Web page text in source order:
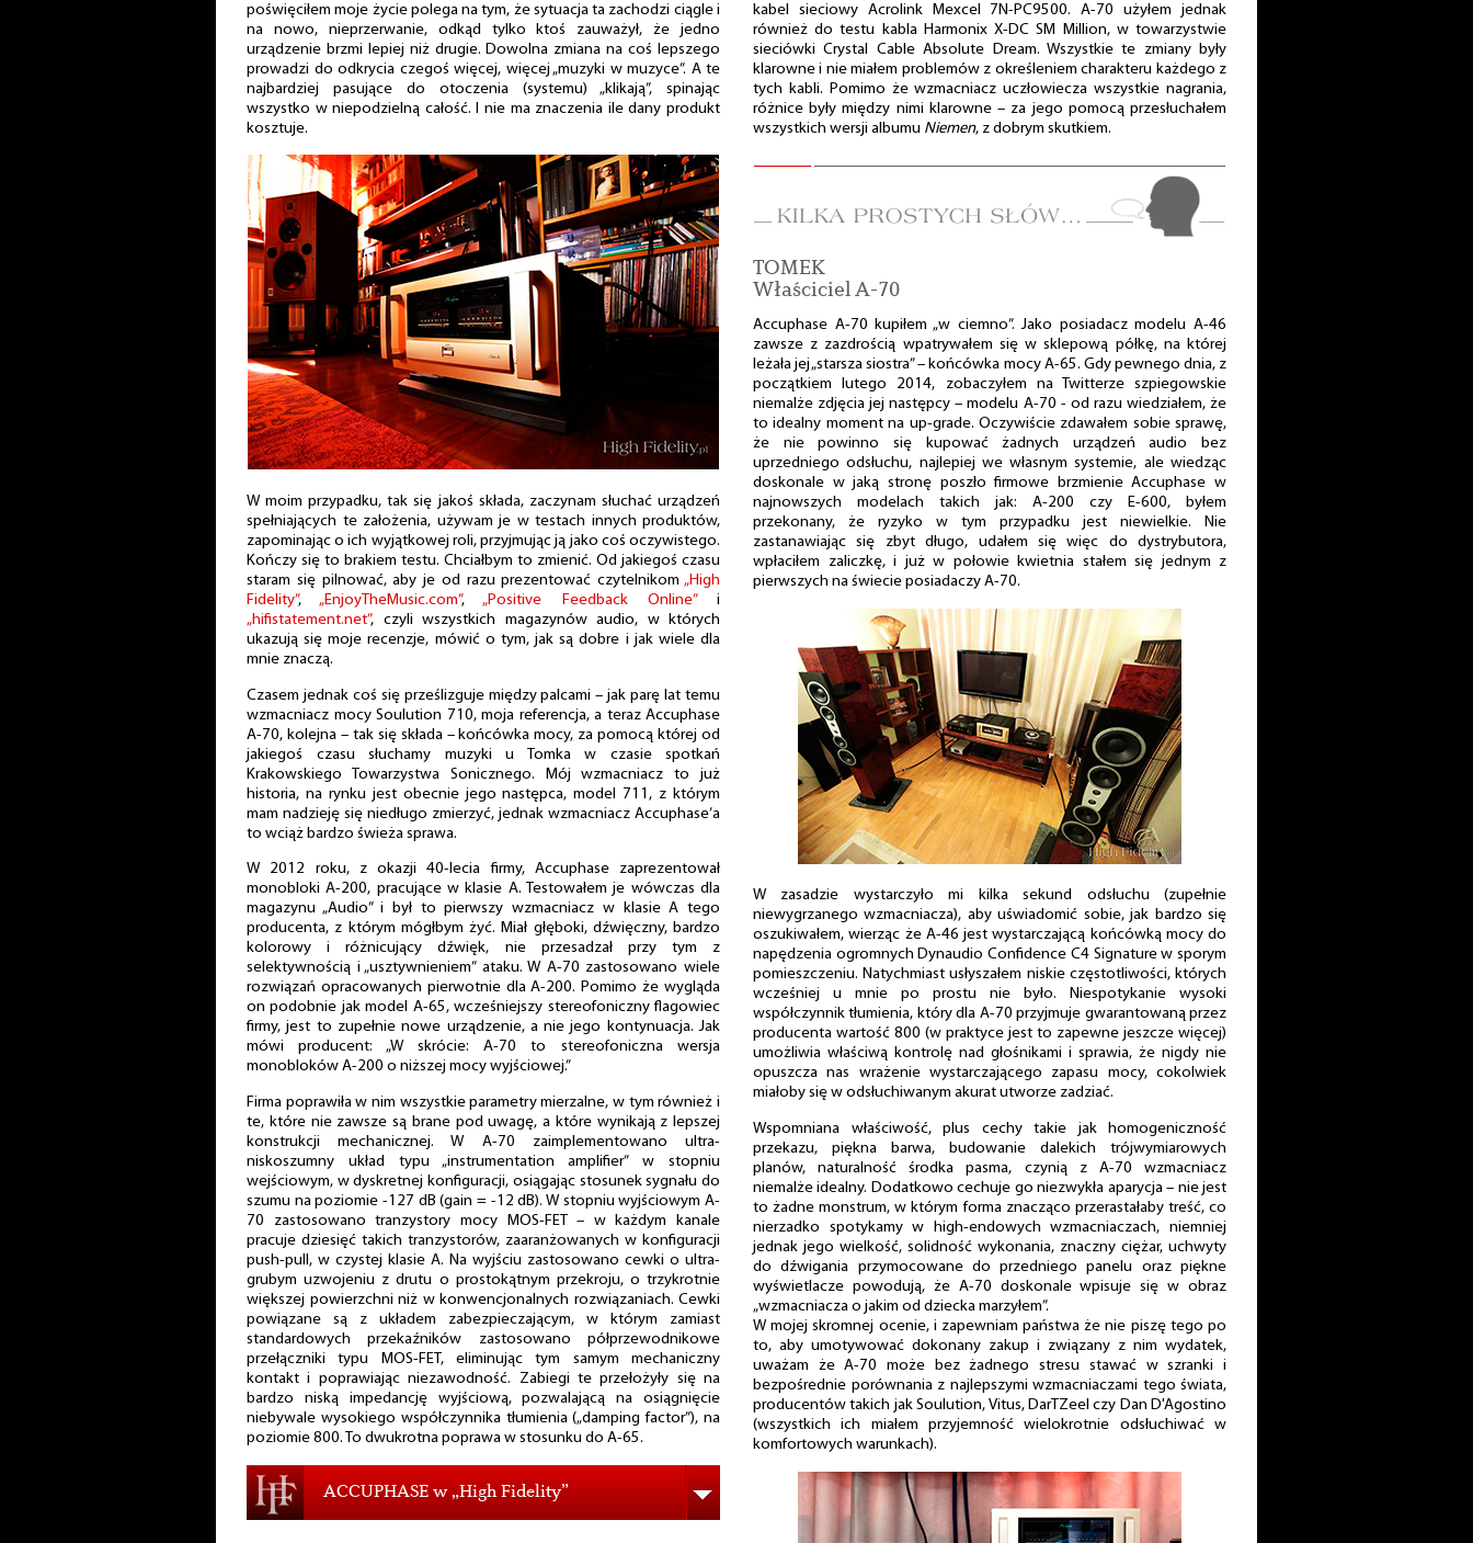
poświęciłem moje życie polega na tym, że sytuacja ta zachodzi ciągle i
na nowo, nieprzerwanie, odkąd tylko ktoś zauważył, że jedno
urządzenie brzmi lepiej niż drugie. Dowolna zmiana na coś lepszego
prowadzi do odkrycia czegoś więcej, więcej „muzyki w muzyce”. A te
najbardziej pasujące do otoczenia (systemu) „klikają”, spinając
wszystko w niepodzielną całość. I nie ma znaczenia ile dany produkt
kosztuje.
W moim przypadku, tak się jakoś składa, zaczynam słuchać urządzeń
spełniających te założenia, używam je w testach innych produktów,
zapominając o ich wyjątkowej roli, przyjmując ją jako coś oczywistego.
Kończy się to brakiem testu. Chciałbym to zmienić. Od jakiegoś czasu
staram się pilnować, aby je od razu prezentować czytelnikom „High
Fidelity”, „EnjoyTheMusic.com”, „Positive Feedback Online”i
„hifistatement.net”, czyli wszystkich magazynów audio, w których
ukazują się moje recenzje, mówić o tym, jak są dobre i jak wiele dla
mnie znaczą.
Czasem jednak coś się prześlizguje między palcami – jak parę lat temu
wzmacniacz mocy Soulution 710, moja referencja, a teraz Accuphase
A-70, kolejna – tak się składa – końcówka mocy, za pomocą której od
jakiegoś czasu słuchamy muzyki u Tomka w czasie spotkań
Krakowskiego Towarzystwa Sonicznego. Mój wzmacniacz to już
historia, na rynku jest obecnie jego następca, model 711, z którym
mam nadzieję się niedługo zmierzyć, jednak wzmacniacz Accuphase’a
to wciąż bardzo świeża sprawa.
W 2012 roku, z okazji 40-lecia firmy, Accuphase zaprezentował
monobloki A-200, pracujące w klasie A. Testowałem je wówczas dla
magazynu „Audio” i był to pierwszy wzmacniacz w klasie A tego
producenta, z którym mógłbym żyć. Miał głęboki, dźwięczny, bardzo
kolorowy i różnicujący dźwięk, nie przesadzał przy tym z
selektywnością i „usztywnieniem” ataku. W A-70 zastosowano wiele
rozwiązań opracowanych pierwotnie dla A-200. Pomimo że wygląda
on podobnie jak model A-65, wcześniejszy stereofoniczny flagowiec
firmy, jest to zupełnie nowe urządzenie, a nie jego kontynuacja. Jak
mówi producent: „W skrócie: A-70 to stereofoniczna wersja
monobloków A-200 o niższej mocy wyjściowej.”
Firma poprawiła w nim wszystkie parametry mierzalne, w tym również i
te, które nie zawsze są brane pod uwagę, a które wynikają z lepszej
konstrukcji mechanicznej. W A-70 zaimplementowano ultra-
niskoszumny układ typu „instrumentation amplifier” w stopniu
wejściowym, w dyskretnej konfiguracji, osiągając stosunek sygnału do
szumu na poziomie -127 dB (gain = -12 dB). W stopniu wyjściowym A-
70 zastosowano tranzystory mocy MOS-FET – w każdym kanale
pracuje dziesięć takich tranzystorów, zaaranżowanych w konfiguracji
push-pull, w czystej klasie A. Na wyjściu zastosowano cewki o ultra-
grubym uzwojeniu z drutu o prostokątnym przekroju, o trzykrotnie
większej powierzchni niż w konwencjonalnych rozwiązaniach. Cewki
powiązane są z układem zabezpieczającym, w którym zamiast
standardowych przekaźników zastosowano półprzewodnikowe
przełączniki typu MOS-FET, eliminując tym samym mechaniczny
kontakt i poprawiając niezawodność. Zabiegi te przełożyły się na
bardzo niską impedancję wyjściową, pozwalającą na osiągnięcie
niebywale wysokiego współczynnika tłumienia („damping factor”), na
poziomie 800. To dwukrotna poprawa w stosunku do A-65.
ACCUPHASE w „High Fidelity”
kabel sieciowy Acrolink Mexcel 7N-PC9500. A-70 użyłem jednak
również do testu kabla Harmonix X-DC SM Million, w towarzystwie
sieciówki Crystal Cable Absolute Dream. Wszystkie te zmiany były
klarowne i nie miałem problemów z określeniem charakteru każdego z
tych kabli. Pomimo że wzmacniacz uczłowiecza wszystkie nagrania,
różnice były między nimi klarowne – za jego pomocą przesłuchałem
wszystkich wersji albumu Niemen, z dobrym skutkiem.
TOMEK
Właściciel A-70
Accuphase A-70 kupiłem „w ciemno”. Jako posiadacz modelu A-46
zawsze z zazdrością wpatrywałem się w sklepową półkę, na której
leżała jej „starsza siostra” – końcówka mocy A-65. Gdy pewnego dnia, z
początkiem lutego 2014, zobaczyłem na Twitterze szpiegowskie
niemalże zdjęcia jej następcy – modelu A-70 - od razu wiedziałem, że
to idealny moment na up-grade. Oczywiście zdawałem sobie sprawę,
że nie powinno się kupować żadnych urządzeń audio bez
uprzedniego odsłuchu, najlepiej we własnym systemie, ale wiedząc
doskonale w jaką stronę poszło firmowe brzmienie Accuphase w
najnowszych modelach takich jak: A-200 czy E-600, byłem
przekonany, że ryzyko w tym przypadku jest niewielkie. Nie
zastanawiając się zbyt długo, udałem się więc do dystrybutora,
wpłaciłem zaliczkę, i już w połowie kwietnia stałem się jednym z
pierwszych na świecie posiadaczy A-70.
W zasadzie wystarczyło mi kilka sekund odsłuchu (zupełnie
niewygrzanego wzmacniacza), aby uświadomić sobie, jak bardzo się
oszukiwałem, wierząc że A-46 jest wystarczającą końcówką mocy do
napędzenia ogromnych Dynaudio Confidence C4 Signature w sporym
pomieszczeniu. Natychmiast usłyszałem niskie częstotliwości, których
wcześniej u mnie po prostu nie było. Niespotykanie wysoki
współczynnik tłumienia, który dla A-70 przyjmuje gwarantowaną przez
producenta wartość 800 (w praktyce jest to zapewne jeszcze więcej)
umożliwia właściwą kontrolę nad głośnikami i sprawia, że nigdy nie
opuszcza nas wrażenie wystarczającego zapasu mocy, cokolwiek
miałoby się w odsłuchiwanym akurat utworze zadziać.
Wspomniana właściwość, plus cechy takie jak homogeniczność
przekazu, piękna barwa, budowanie dalekich trójwymiarowych
planów, naturalność środka pasma, czynią z A-70 wzmacniacz
niemalże idealny. Dodatkowo cechuje go niezwykła aparycja – nie jest
to żadne monstrum, w którym forma znacząco przerastałaby treść, co
nierzadko spotykamy w high-endowych wzmacniaczach, niemniej
jednak jego wielkość, solidność wykonania, znaczny ciężar, uchwyty
do dźwigania przymocowane do przedniego panelu oraz piękne
wyświetlacze powodują, że A-70 doskonale wpisuje się w obraz
„wzmacniacza o jakim od dziecka marzyłem”.
W mojej skromnej ocenie, i zapewniam państwa że nie piszę tego po
to, aby umotywować dokonany zakup i związany z nim wydatek,
uważam że A-70 może bez żadnego stresu stawać w szranki i
bezpośrednie porównania z najlepszymi wzmacniaczami tego świata,
producentów takich jak Soulution, Vitus, DarTZeel czy Dan D'Agostino
(wszystkich ich miałem przyjemność wielokrotnie odsłuchiwać w
komfortowych warunkach).